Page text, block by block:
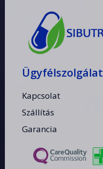
Ügyfélszolgálat
Kapcsolat
Szállítás
Garancia